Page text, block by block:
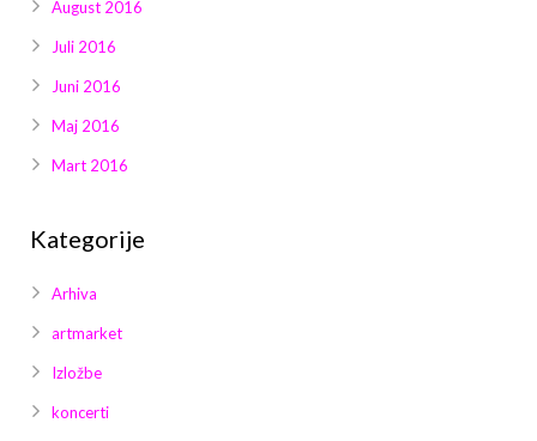
August 2016
Juli 2016
Juni 2016
Maj 2016
Mart 2016
Kategorije
Arhiva
artmarket
Izložbe
koncerti